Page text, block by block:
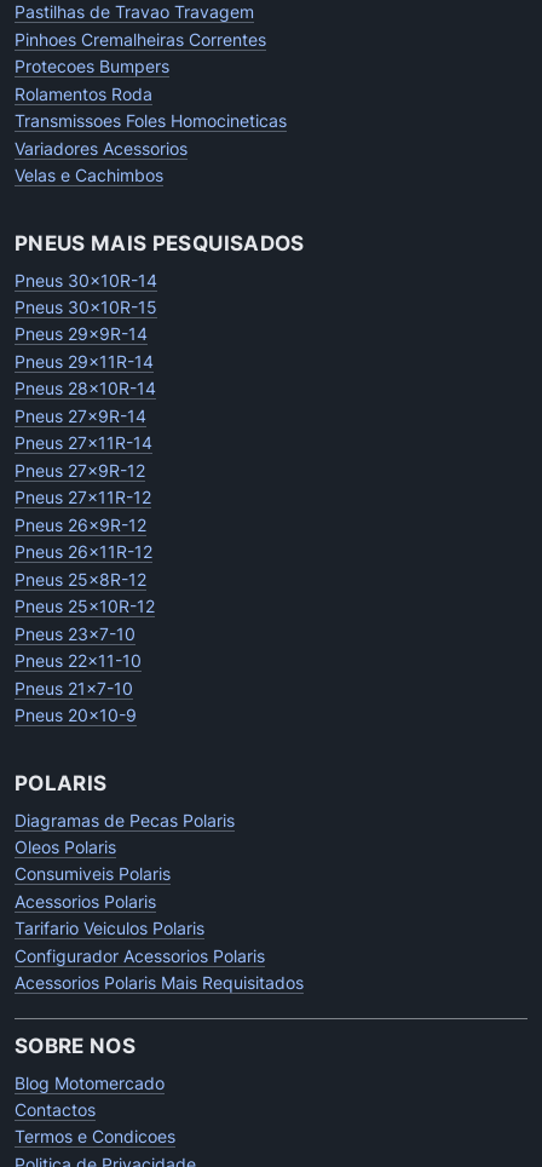
Pastilhas de Travao Travagem
Pinhoes Cremalheiras Correntes
Protecoes Bumpers
Rolamentos Roda
Transmissoes Foles Homocineticas
Variadores Acessorios
Velas e Cachimbos
PNEUS MAIS PESQUISADOS
Pneus 30x10R-14
Pneus 30x10R-15
Pneus 29x9R-14
Pneus 29x11R-14
Pneus 28x10R-14
Pneus 27x9R-14
Pneus 27x11R-14
Pneus 27x9R-12
Pneus 27x11R-12
Pneus 26x9R-12
Pneus 26x11R-12
Pneus 25x8R-12
Pneus 25x10R-12
Pneus 23x7-10
Pneus 22x11-10
Pneus 21x7-10
Pneus 20x10-9
POLARIS
Diagramas de Pecas Polaris
Oleos Polaris
Consumiveis Polaris
Acessorios Polaris
Tarifario Veiculos Polaris
Configurador Acessorios Polaris
Acessorios Polaris Mais Requisitados
SOBRE NOS
Blog Motomercado
Contactos
Termos e Condicoes